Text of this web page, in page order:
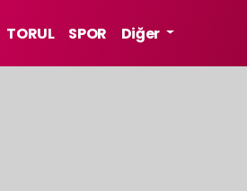
TORUL SPOR Diğer